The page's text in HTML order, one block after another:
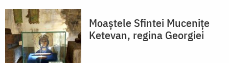
Moaștele Sfintei Mucenițe
Ketevan, regina Georgiei